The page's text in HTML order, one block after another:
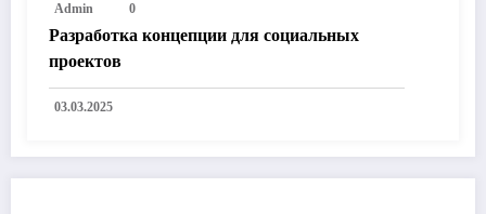
Admin 0
Разработка концепции для социальных
проектов
03.03.2025